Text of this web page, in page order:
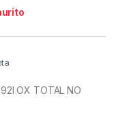
OX TOTAL NO